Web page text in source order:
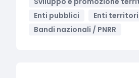
Enti pubblici
Enti
Bandi nazionali / PNRR